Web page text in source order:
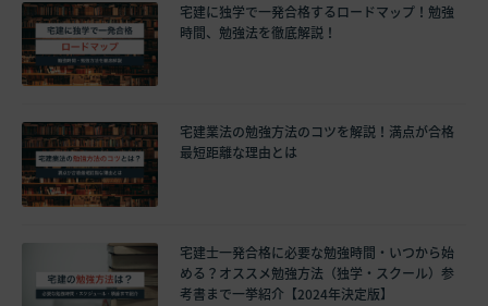
宅建に独学で一発合格するロードマップ！勉強
時間、勉強法を徹底解説！
宅建業法の勉強方法のコツを解説！満点が合格
最短距離な理由とは
宅建士一発合格に必要な勉強時間・いつから始
める？オススメ勉強方法（独学・スクール）参
考書まで一挙紹介【2024年決定版】